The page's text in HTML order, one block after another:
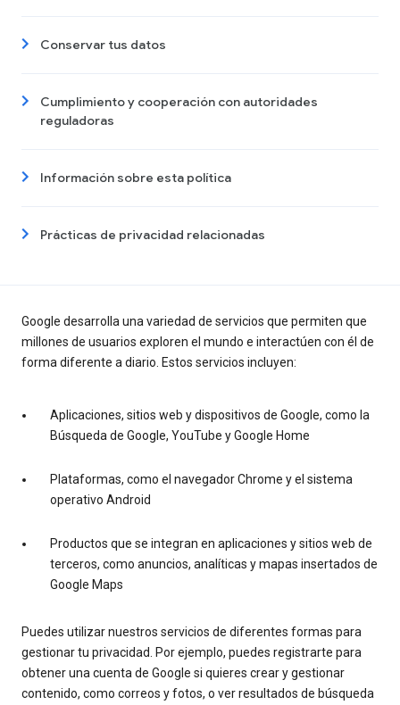
Conservar tus datos
Cumplimiento y cooperación con autoridades
reguladoras
Información sobre esta política
Prácticas de privacidad relacionadas
Google desarrolla una variedad de servicios que permiten que
millones de usuarios exploren el mundo e interactúen con él de
forma diferente a diario. Estos servicios incluyen:
Aplicaciones, sitios web y dispositivos de Google, como la
Búsqueda de Google, YouTube y Google Home
Plataformas, como el navegador Chrome y el sistema
operativo Android
Productos que se integran en aplicaciones y sitios web de
terceros, como anuncios, analíticas y mapas insertados de
Google Maps
Puedes utilizar nuestros servicios de diferentes formas para
gestionar tu privacidad. Por ejemplo, puedes registrarte para
obtener una cuenta de Google si quieres crear y gestionar
contenido, como correos y fotos, o ver resultados de búsqueda